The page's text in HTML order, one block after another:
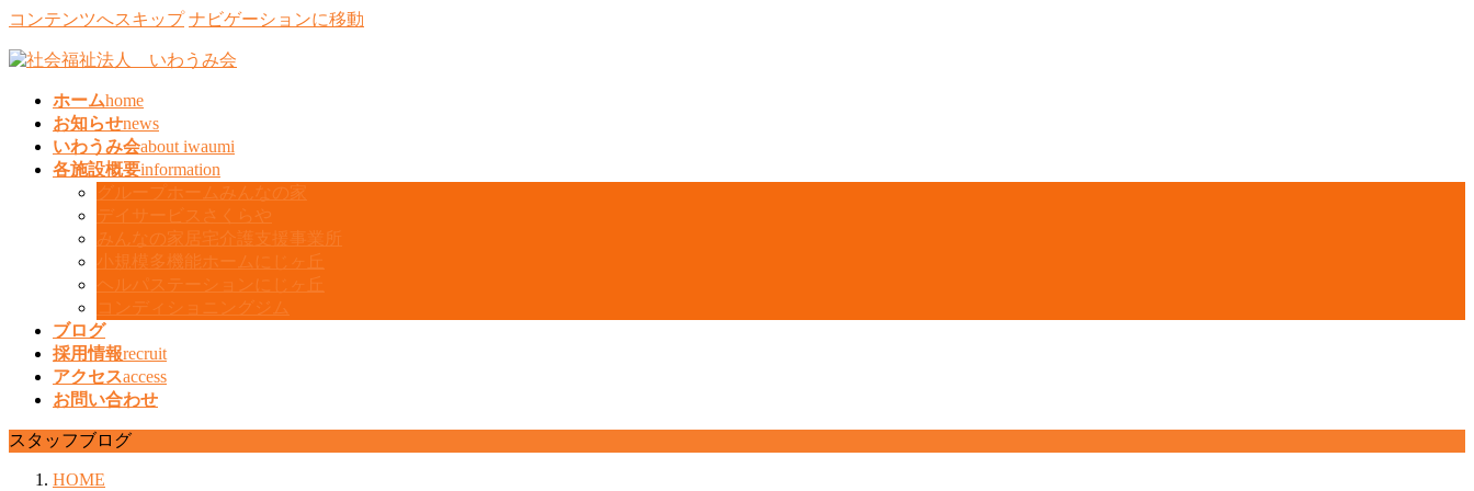
コンテンツへスキップ ナビゲーションに移動
ホームhome
お知らせnews
いわうみ会about iwaumi
各施設概要information
グループホームみんなの家
デイサービスさくらや
みんなの家居宅介護支援事業所
小規模多機能ホームにじヶ丘
ヘルパステーションにじヶ丘
コンディショニングジム
ブログ
採用情報recruit
アクセスaccess
お問い合わせ
スタッフブログ
HOME